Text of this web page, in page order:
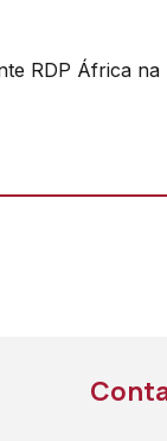
RDP África na